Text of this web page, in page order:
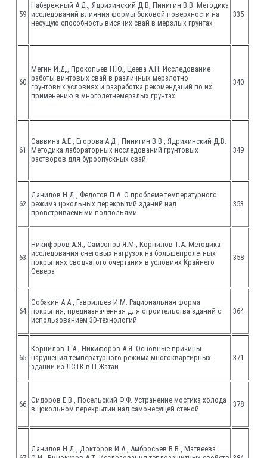
59
Набережный А.Д., Ядрихинский Д.В, Пинигин В.В. Методика
исследований влияния формы боковой поверхности на
несущую способность висячих свай в мерзлых грунтах
335
60
Мегин И.Д., Прокопьев Н.Ю., Цеева А.Н. Исследование
работы винтовых свай в различных мерзлотно –
грунтовых условиях и разработка рекомендаций по их
применению в многолетнемерзлых грунтах
340
61
Саввина А.Е., Егорова А.Д., Пинигин В.В., Ядрихинский Д.В.
Методика лабораторных исследований грунтовых
растворов для буроопускных свай
349
62
Данилов Н.Д., Федотов П.А. О проблеме температурного
режима цокольных перекрытий зданий над
проветриваемыми подпольями
353
63
Никифоров А.Я., Самсонов Я.М., Корнилов Т.А. Методика
исследования снеговых нагрузок на большепролетных
покрытиях сводчатого очертания в условиях Крайнего
Севера
358
64
Собакин А.А., Гаврильев И.М. Рациональная форма
покрытия, предназначенная для строительства зданий с
использованием 3D-технологий
364
65
Корнилов Т.А., Никифоров А.Я. Основные причины
нарушения температурного режима многоквартирных
зданий из ЛСТК в П.Жатай
371
66 Сидоров Е.В., Посельский Ф.Ф. Устранение мостика холода
в цокольном перекрытии над самонесущей стеной
378
Данилов Н.Д., Докторов И.А., Амбросьев В.В., Матвеева